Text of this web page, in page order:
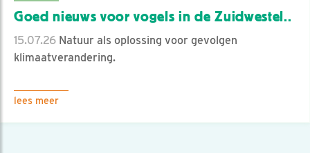
Goed nieuws voor vogels in de Zuidwestel..
15.07.26 Natuur als oplossing voor gevolgen
klimaatverandering.
lees meer